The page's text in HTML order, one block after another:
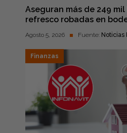
Aseguran más de 249
refresco robadas en
Agosto 5, 2026 Fuente: Noticias
Finanzas